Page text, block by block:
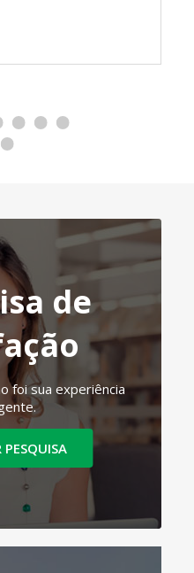
de
foi sua experiência
PESQUISA